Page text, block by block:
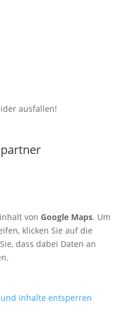
ausfallen!
von Google Maps. Um
klicken Sie auf die
dass dabei Daten an
Inhalte entsperren